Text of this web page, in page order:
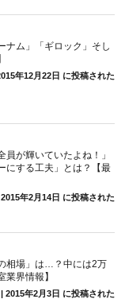
ナム」「ギロック」そし
年12月22日 に投稿された
員が輝いていたよね！」
にする工夫」とは？【最
2015年2月14日 に投稿された
相場」は…？中には2万
業界情報】
2015年2月3日 に投稿された